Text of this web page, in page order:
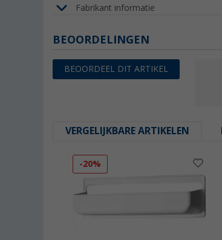
Fabrikant informatie
BEOORDELINGEN
BEOORDEEL DIT ARTIKEL
VERGELIJKBARE ARTIKELEN
-20%